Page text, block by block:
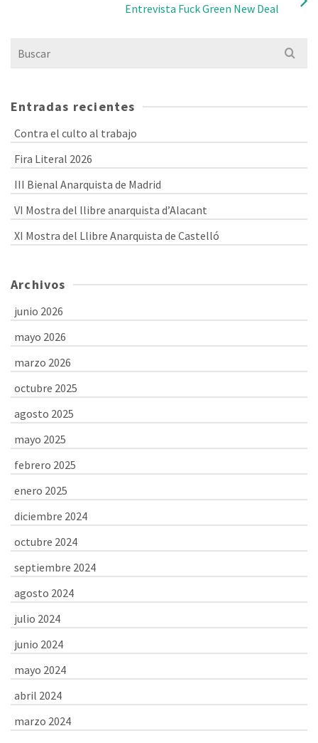
Entrevista Fuck Green New Deal
Buscar
Entradas recientes
Contra el culto al trabajo
Fira Literal 2026
III Bienal Anarquista de Madrid
VI Mostra del llibre anarquista d’Alacant
XI Mostra del Llibre Anarquista de Castelló
Archivos
junio 2026
mayo 2026
marzo 2026
octubre 2025
agosto 2025
mayo 2025
febrero 2025
enero 2025
diciembre 2024
octubre 2024
septiembre 2024
agosto 2024
julio 2024
junio 2024
mayo 2024
abril 2024
marzo 2024